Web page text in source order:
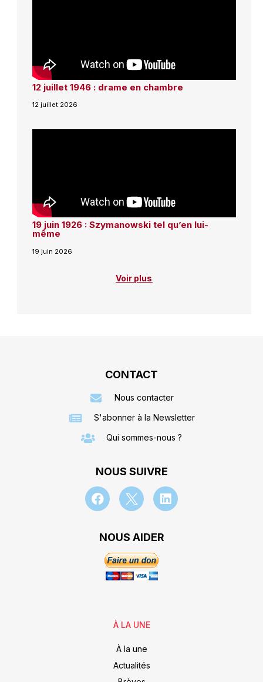
12 juillet 1946 : drame en chambre
12 juillet 2026
19 juin 1926 : Szymanowski tel qu’en lui-
même
19 juin 2026
Voir plus
CONTACT
Nous contacter
S'abonner à la Newsletter
Qui sommes-nous ?
NOUS SUIVRE
NOUS AIDER
À LA UNE
À la une
Actualités